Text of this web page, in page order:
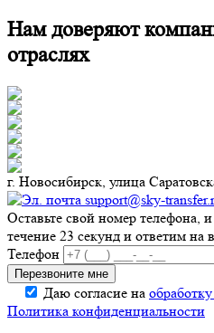
Нам доверяют
отраслях
г. Новосибирск, улица
support@sky-
Оставьте свой номер телефона,
течение 23 секунд и ответим на
Телефон
Даю согласие на
Политика конфиденциальности